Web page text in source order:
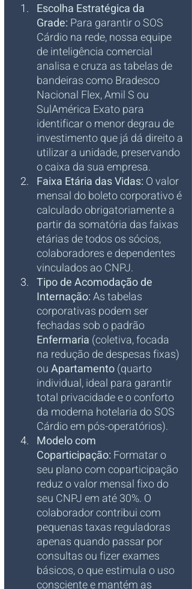
Escolha Estratégica da
Grade: Para garantir o SOS
Cárdio na rede, nossa equipe
de inteligência comercial
analisa e cruza as tabelas de
bandeiras como Bradesco
Nacional Flex, Amil S ou
SulAmérica Exato para
identificar o menor degrau de
investimento que já dá direito a
utilizar a unidade, preservando
o caixa da sua empresa.
Faixa Etária das Vidas: O valor
mensal do boleto corporativo é
calculado obrigatoriamente a
partir da somatória das faixas
etárias de todos os sócios,
colaboradores e dependentes
vinculados ao CNPJ.
Tipo de Acomodação de
Internação: As tabelas
corporativas podem ser
fechadas sob o padrão
Enfermaria (coletiva, focada
na redução de despesas fixas)
ou Apartamento (quarto
individual, ideal para garantir
total privacidade e o conforto
da moderna hotelaria do SOS
Cárdio em pós-operatórios).
Modelo com
Coparticipação: Formatar o
seu plano com coparticipação
reduz o valor mensal fixo do
seu CNPJ em até 30%. O
colaborador contribui com
pequenas taxas reguladoras
apenas quando passar por
consultas ou fizer exames
básicos, o que estimula o uso
consciente e mantém as